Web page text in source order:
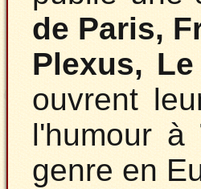
de Paris,
Plexus,
ouvrent
l'humour à
genre en